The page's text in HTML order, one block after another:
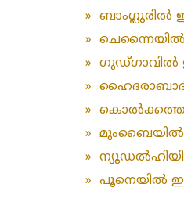
» ബാംഗ്ലൂരിൽ
» ചെന്നൈയിൽ
» ഗുഡ്ഗാവിൽ
»
»
» മുംബൈയിൽ
»
» പൂനെയിൽ